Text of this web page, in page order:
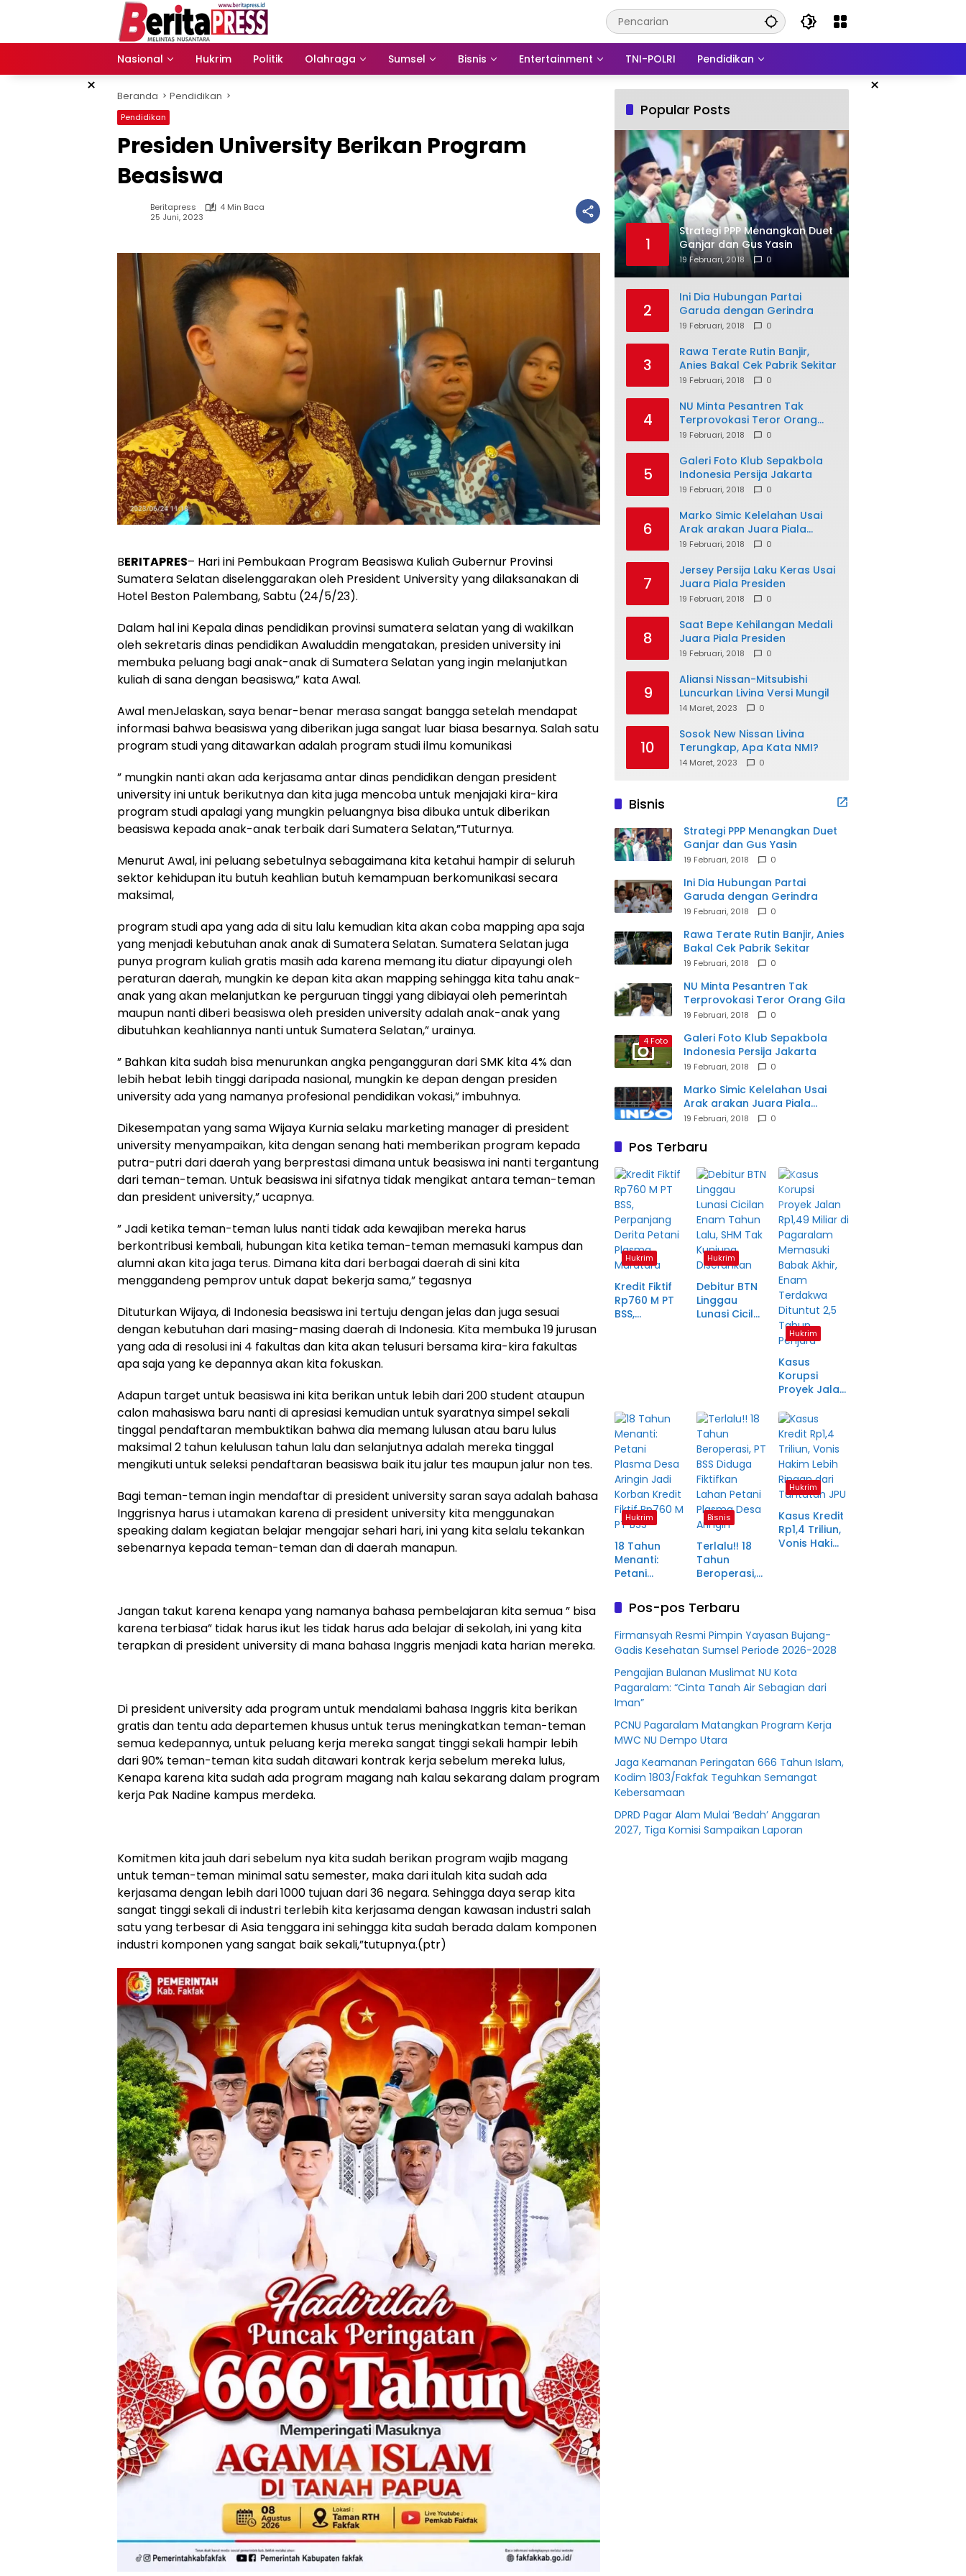
Nasional
Hukrim Politik Olahraga Sumsel Bisnis Entertainment TNI-POLRI Pendidikan
× ×
Beranda Pendidikan
Pendidikan
Presiden University Berikan Program
Beasiswa
Beritapress
4 Min Baca
25 Juni, 2023
BERITAPRES– Hari ini Pembukaan Program Beasiswa Kuliah Gubernur Provinsi
Sumatera Selatan diselenggarakan oleh President University yang dilaksanakan di
Hotel Beston Palembang, Sabtu (24/5/23).
Dalam hal ini Kepala dinas pendidikan provinsi sumatera selatan yang di wakilkan
oleh sekretaris dinas pendidikan Awaluddin mengatakan, presiden university ini
membuka peluang bagi anak-anak di Sumatera Selatan yang ingin melanjutkan
kuliah di sana dengan beasiswa,” kata Awal.
Awal menJelaskan, saya benar-benar merasa sangat bangga setelah mendapat
informasi bahwa beasiswa yang diberikan juga sangat luar biasa besarnya. Salah satu
program studi yang ditawarkan adalah program studi ilmu komunikasi
” mungkin nanti akan ada kerjasama antar dinas pendidikan dengan president
university ini untuk berikutnya dan kita juga mencoba untuk menjajaki kira-kira
program studi apalagi yang mungkin peluangnya bisa dibuka untuk diberikan
beasiswa kepada anak-anak terbaik dari Sumatera Selatan,”Tuturnya.
Menurut Awal, ini peluang sebetulnya sebagaimana kita ketahui hampir di seluruh
sektor kehidupan itu butuh keahlian butuh kemampuan berkomunikasi secara
maksimal,
program studi apa yang ada di situ lalu kemudian kita akan coba mapping apa saja
yang menjadi kebutuhan anak anak di Sumatera Selatan. Sumatera Selatan juga
punya program kuliah gratis masih ada karena memang itu diatur dipayungi oleh
peraturan daerah, mungkin ke depan kita akan mapping sehingga kita tahu anak-
anak yang akan melanjutkan ke perguruan tinggi yang dibiayai oleh pemerintah
maupun nanti diberi beasiswa oleh presiden university adalah anak-anak yang
dibutuhkan keahliannya nanti untuk Sumatera Selatan,” urainya.
” Bahkan kita sudah bisa menurunkan angka pengangguran dari SMK kita 4% dan
lebih hebat lebih tinggi daripada nasional, mungkin ke depan dengan presiden
university ada yang namanya profesional pendidikan vokasi,” imbuhnya.
Dikesempatan yang sama Wijaya Kurnia selaku marketing manager di president
university menyampaikan, kita dengan senang hati memberikan program kepada
putra-putri dari daerah yang berprestasi dimana untuk beasiswa ini nanti tergantung
dari teman-teman. Untuk beasiswa ini sifatnya tidak mengikat antara teman-teman
dan president university,” ucapnya.
” Jadi ketika teman-teman lulus nanti tidak ada kewajiban mereka harus
berkontribusi kembali, hubungan kita ketika teman-teman memasuki kampus dan
alumni akan kita jaga terus. Dimana kita dari berbagai daerah di sini kita
menggandeng pemprov untuk dapat bekerja sama,” tegasnya
Dituturkan Wijaya, di Indonesia beasiswa ini tertuju dengan jelas dan juga sesuai
dengan kebutuhan dari masing-masing daerah di Indonesia. Kita membuka 19 jurusan
yang ada di resolusi ini 4 fakultas dan kita akan telusuri bersama kira-kira fakultas
apa saja yang ke depannya akan kita fokuskan.
Adapun target untuk beasiswa ini kita berikan untuk lebih dari 200 student ataupun
calon mahasiswa baru nanti di apresiasi kemudian untuk syaratnya simpel sekali
tinggal pendaftaran membuktikan bahwa dia memang lulusan atau baru lulus
maksimal 2 tahun kelulusan tahun lalu dan selanjutnya adalah mereka tinggal
mengikuti untuk seleksi pendaftaran beasiswa baik itu jalur tes maupun jalur non tes.
Bagi teman-teman ingin mendaftar di president university saran saya adalah bahasa
Inggrisnya harus i utamakan karena di president university kita menggunakan
speaking dalam kegiatan belajar mengajar sehari hari, ini yang kita selalu tekankan
sebenarnya kepada teman-teman dan di daerah manapun.
Jangan takut karena kenapa yang namanya bahasa pembelajaran kita semua ” bisa
karena terbiasa” tidak harus ikut les tidak harus ada belajar di sekolah, ini yang kita
terapkan di president university di mana bahasa Inggris menjadi kata harian mereka.
Di president university ada program untuk mendalami bahasa Inggris kita berikan
gratis dan tentu ada departemen khusus untuk terus meningkatkan teman-teman
semua kedepannya, untuk peluang kerja mereka sangat tinggi sekali hampir lebih
dari 90% teman-teman kita sudah ditawari kontrak kerja sebelum mereka lulus,
Kenapa karena kita sudah ada program magang nah kalau sekarang dalam program
kerja Pak Nadine kampus merdeka.
Komitmen kita jauh dari sebelum nya kita sudah berikan program wajib magang
untuk teman-teman minimal satu semester, maka dari itulah kita sudah ada
kerjasama dengan lebih dari 1000 tujuan dari 36 negara. Sehingga daya serap kita
sangat tinggi sekali di industri terlebih kita kerjasama dengan kawasan industri salah
satu yang terbesar di Asia tenggara ini sehingga kita sudah berada dalam komponen
industri komponen yang sangat baik sekali,”tutupnya.(ptr)
Popular Posts
1
Strategi PPP Menangkan Duet
Ganjar dan Gus Yasin
19 Februari, 2018 0
2
Ini Dia Hubungan Partai
Garuda dengan Gerindra
19 Februari, 2018 0
3
Rawa Terate Rutin Banjir,
Anies Bakal Cek Pabrik Sekitar
19 Februari, 2018 0
4
NU Minta Pesantren Tak
Terprovokasi Teror Orang
Gila
19 Februari, 2018 0
5
Galeri Foto Klub Sepakbola
Indonesia Persija Jakarta
19 Februari, 2018 0
6
Marko Simic Kelelahan Usai
Arak arakan Juara Piala
Presiden
19 Februari, 2018 0
7
Jersey Persija Laku Keras Usai
Juara Piala Presiden
19 Februari, 2018 0
8
Saat Bepe Kehilangan Medali
Juara Piala Presiden
19 Februari, 2018 0
9
Aliansi Nissan-Mitsubishi
Luncurkan Livina Versi Mungil
14 Maret, 2023 0
10
Sosok New Nissan Livina
Terungkap, Apa Kata NMI?
14 Maret, 2023 0
Bisnis
Strategi PPP Menangkan Duet
Ganjar dan Gus Yasin
19 Februari, 2018 0
Ini Dia Hubungan Partai
Garuda dengan Gerindra
19 Februari, 2018 0
Rawa Terate Rutin Banjir, Anies
Bakal Cek Pabrik Sekitar
19 Februari, 2018 0
NU Minta Pesantren Tak
Terprovokasi Teror Orang Gila
19 Februari, 2018 0
4 Foto
Galeri Foto Klub Sepakbola
Indonesia Persija Jakarta
19 Februari, 2018 0
Marko Simic Kelelahan Usai
Arak arakan Juara Piala
Presiden
19 Februari, 2018 0
Pos Terbaru
Hukrim
Kredit Fiktif
Rp760 M PT
BSS,
Hukrim
Debitur BTN
Linggau
Lunasi Cicilan
Hukrim
Kasus
Korupsi
Proyek Jalan
di
Pagaralam
Memasuki
Babak Akhir,
Enam
Terdakwa
Dituntut 2,5
Tahun
Penjara
Hukrim
18 Tahun
Menanti:
Petani
Aringin Jadi
Korban
Kredit Fiktif
Rp760 M PT
BSS
Bisnis
Terlalu!! 18
Tahun
Beroperasi,
Diduga
Fiktifkan
Lahan Petani
Plasma Desa
Aringin
Hukrim
Kasus Kredit
Rp1,4 Triliun,
Vonis Hakim
Pos-pos Terbaru
Firmansyah Resmi Pimpin Yayasan Bujang-
Gadis Kesehatan Sumsel Periode 2026-2028
Pengajian Bulanan Muslimat NU Kota
Pagaralam: “Cinta Tanah Air Sebagian dari
Iman”
PCNU Pagaralam Matangkan Program Kerja
MWC NU Dempo Utara
Jaga Keamanan Peringatan 666 Tahun Islam,
Kodim 1803/Fakfak Teguhkan Semangat
Kebersamaan
DPRD Pagar Alam Mulai ‘Bedah’ Anggaran
2027, Tiga Komisi Sampaikan Laporan